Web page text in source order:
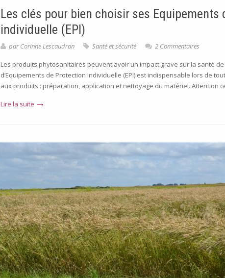
Les clés pour bien choisir ses Equipements
individuelle (EPI)
parCorinne Lescaudron Santé et sécurité 2 Commentaires
Les produits phytosanitaires peuvent avoir un impact grave sur la santé
d’Equipements de Protection individuelle (EPI) est indispensable lors de
aux produits : préparation, application et nettoyage du matériel. Attention
Lire la suite